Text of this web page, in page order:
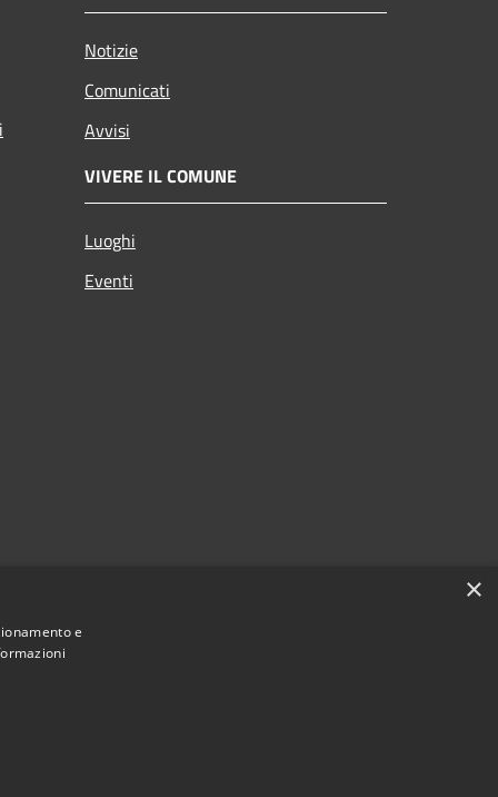
Notizie
Comunicati
Avvisi
VIVERE IL COMUNE
Luoghi
Eventi
×
e